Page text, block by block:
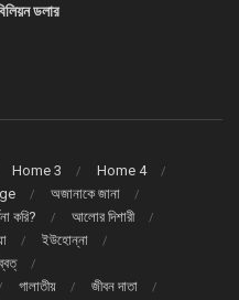
ডলার
Home 3
Home 4
অজানাকে জানা
করি?
আলোর দিশারী
ইউহোন্না
গালাতীয় জীবন দাতা